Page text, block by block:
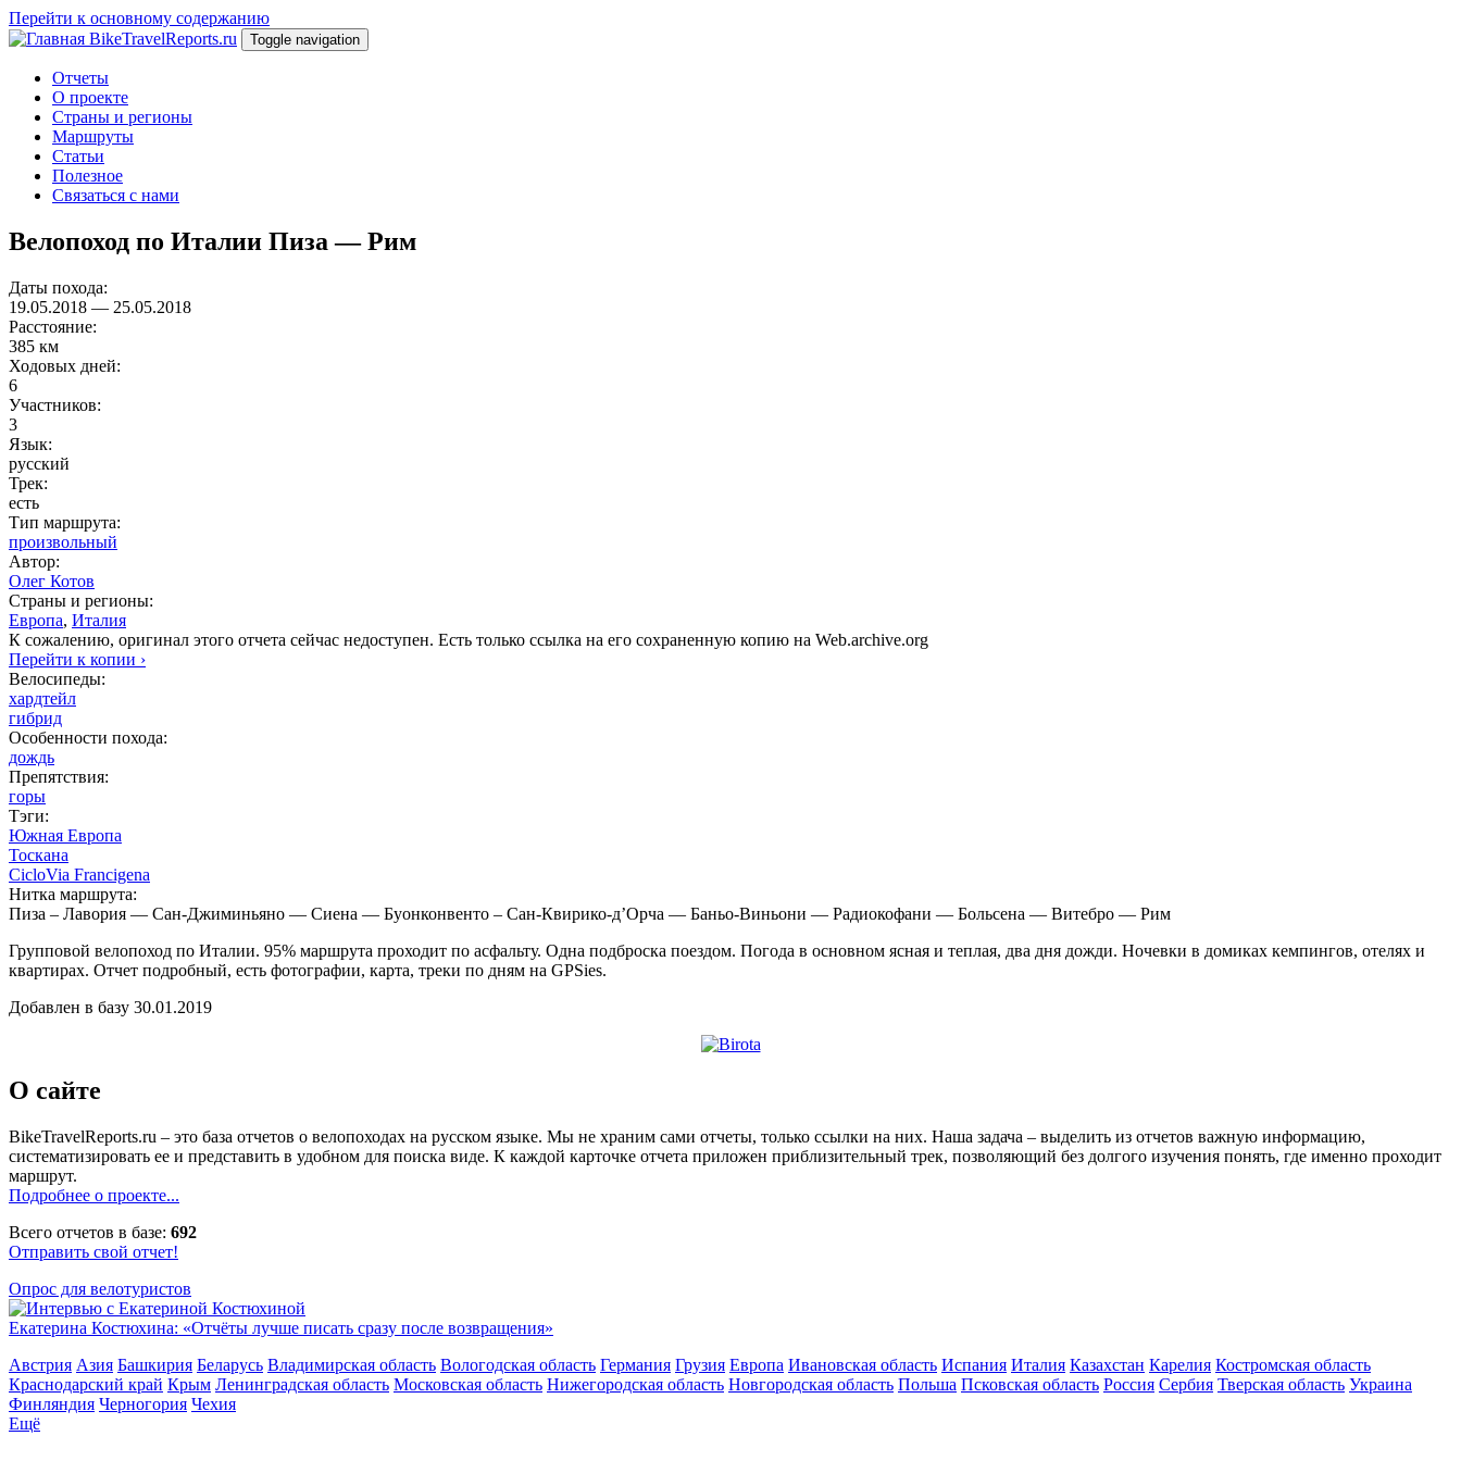
Перейти к основному содержанию
BikeTravelReports.ru
Toggle navigation
Отчеты
О проекте
Страны и регионы
Маршруты
Статьи
Полезное
Связаться с нами
Велопоход по Италии Пиза — Рим
Даты похода:
19.05.2018 — 25.05.2018
Расстояние:
385 км
Ходовых дней:
6
Участников:
3
Язык:
русский
Трек:
есть
Тип маршрута:
произвольный
Автор:
Олег Котов
Страны и регионы:
Европа, Италия
К сожалению, оригинал этого отчета сейчас недоступен. Есть только ссылка на его сохраненную копию на Web.archive.org
Перейти к копии ›
Велосипеды:
хардтейл
гибрид
Особенности похода:
дождь
Препятствия:
горы
Тэги:
Южная Европа
Тоскана
CicloVia Francigena
Нитка маршрута:
Пиза – Лавория — Сан-Джиминьяно — Сиена — Буонконвенто – Сан-Квирико-д’Орча — Баньо-Виньони — Радиокофани — Больсена — Витебро — Рим
Групповой велопоход по Италии. 95% маршрута проходит по асфальту. Одна подброска поездом. Погода в основном ясная и теплая, два дня дожди. Ночевки в домиках кемпингов, отелях и
квартирах. Отчет подробный, есть фотографии, карта, треки по дням на GPSies.
Добавлен в базу 30.01.2019
О сайте
BikeTravelReports.ru – это база отчетов о велопоходах на русском языке. Мы не храним сами отчеты, только ссылки на них. Наша задача – выделить из отчетов важную информацию,
систематизировать ее и представить в удобном для поиска виде. К каждой карточке отчета приложен приблизительный трек, позволяющий без долгого изучения понять, где именно проходит
маршрут.
Подробнее о проекте...
Всего отчетов в базе: 692
Отправить свой отчет!
Опрос для велотуристов
Екатерина Костюхина: «Отчёты лучше писать сразу после возвращения»
Австрия Азия Башкирия Беларусь Владимирская область Вологодская область Германия Грузия Европа Ивановская область Испания Италия Казахстан Карелия Костромская область
Краснодарский край Крым Ленинградская область Московская область Нижегородская область Новгородская область Польша Псковская область Россия Сербия Тверская область Украина
Финляндия Черногория Чехия
Ещё